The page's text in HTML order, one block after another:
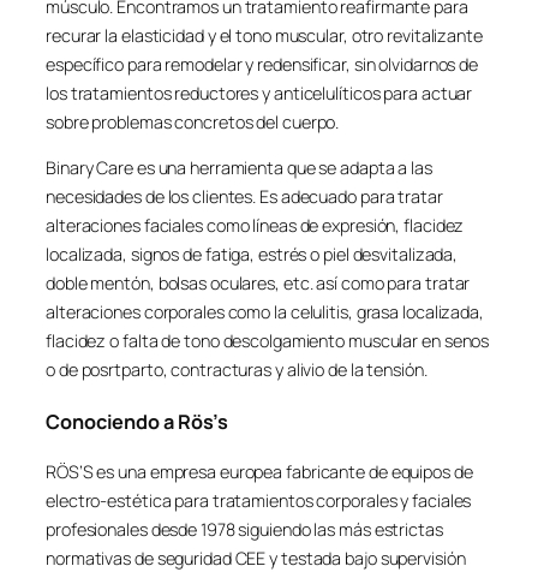
músculo. Encontramos un tratamiento reafirmante para
recurar la elasticidad y el tono muscular, otro revitalizante
específico para remodelar y redensificar, sin olvidarnos de
los tratamientos reductores y anticelulíticos para actuar
sobre problemas concretos del cuerpo.
Binary Care es una herramienta que se adapta a las
necesidades de los clientes. Es adecuado para tratar
alteraciones faciales como líneas de expresión, flacidez
localizada, signos de fatiga, estrés o piel desvitalizada,
doble mentón, bolsas oculares, etc. así como para tratar
alteraciones corporales como la celulitis, grasa localizada,
flacidez o falta de tono descolgamiento muscular en senos
o de posrtparto, contracturas y alivio de la tensión.
Conociendo a Rös’s
RÖS’S es una empresa europea fabricante de equipos de
electro-estética para tratamientos corporales y faciales
profesionales desde 1978 siguiendo las más estrictas
normativas de seguridad CEE y testada bajo supervisión